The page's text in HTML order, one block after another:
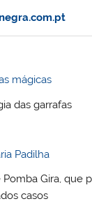
mágicas
das garrafas
Padilha
Gira, que
casos